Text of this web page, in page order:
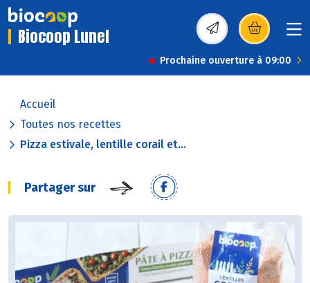
Biocoop Lunel (s’ouvre dans une
Prochaine ouverture à 09:00
Accueil
Toutes nos recettes
Pizza estivale, lentille corail et...
Partager sur